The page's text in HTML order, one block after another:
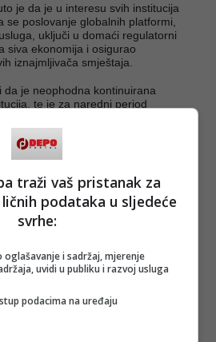
je da je u interesu svih institucija
se poslovanje globalnih platformi,
uključi u domaći regulatorni
siva ekonomija i osigurao
iznajmljivača smještaja.
da je neophodna kontinuirana
te je za naredni period
poslovanja i uređenja tržišta
i Hercegovini, saopćeno je iz
okoliša i turizma.
društvenih mreža Twitter Facebook
traži vaš pristanak za
podataka u sljedeće
svrhe:
oglašavanje i sadržaj, mjerenje
uvidi u publiku i razvoj usluga
podacima na uređaju